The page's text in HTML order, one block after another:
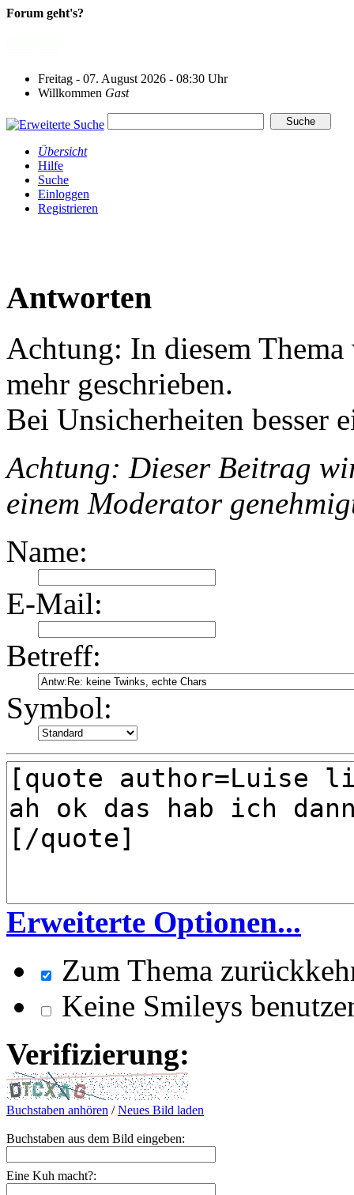
Forum geht's?
Freitag - 07. August 2026 - 08:30 Uhr
Willkommen Gast
Übersicht
Hilfe
Suche
Einloggen
Registrieren
Antworten
Achtung: In diesem
mehr geschrieben.
Bei Unsicherheiten besser
Achtung: Dieser Beitrag
einem Moderator
Name:
E-Mail:
Betreff:
Symbol:
Erweiterte Optionen...
Zum Thema
Keine Smileys
Verifizierung:
Buchstaben anhören /Neues Bild laden
Buchstaben aus dem Bild eingeben:
Eine Kuh macht?: